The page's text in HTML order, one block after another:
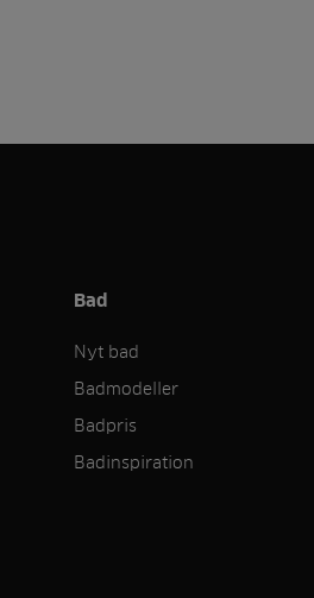
Bad
Nyt bad
Badmodeller
Badpris
Badinspiration